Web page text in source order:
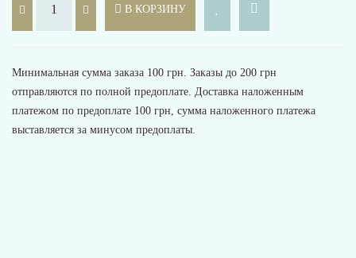
В КОРЗИНУ
Минимальная сумма заказа 100 грн. Заказы до 200 грн
отправляются по полной предоплате. Доставка наложенным
платежом по предоплате 100 грн, сумма наложенного платежа
выставляется за минусом предоплаты.